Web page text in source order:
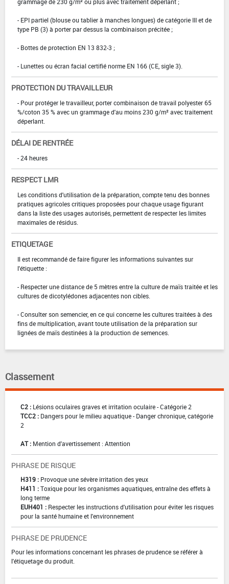
- EPI partiel (blouse ou tablier à manches longues) de catégorie III et de
type PB (3) à porter par dessus la combinaison précitée ;
- Bottes de protection EN 13 832-3 ;
- Lunettes ou écran facial certifié norme EN 166 (CE, sigle 3).
PROTECTION DU TRAVAILLEUR
- Pour protéger le travailleur, porter combinaison de travail polyester 65
%/coton 35 % avec un grammage d'au moins 230 g/m² avec traitement
déperlant.
DÉLAI DE RENTRÉE
- 24 heures
RESPECT LMR
Les conditions d'utilisation de la préparation, compte tenu des bonnes
pratiques agricoles critiques proposées pour chaque usage figurant
dans la liste des usages autorisés, permettent de respecter les limites
maximales de résidus.
ETIQUETAGE
Il est recommandé de faire figurer les informations suivantes sur
l'étiquette :
- Respecter une distance de 5 mètres entre la culture de maïs traitée et les
cultures de dicotylédones adjacentes non cibles.
- Consulter son semencier, en ce qui concerne les cultures traitées à des
fins de multiplication, avant toute utilisation de la préparation sur
lignées de maïs destinées à la production de semences.
Classement
C2 : Lésions oculaires graves et irritation oculaire - Catégorie 2
TCC2 : Dangers pour le milieu aquatique - Danger chronique, catégorie
2
AT : Mention d'avertissement : Attention
PHRASE DE RISQUE
H319 : Provoque une sévère irritation des yeux
H411 :Toxique pour les organismes aquatiques, entraîne des effets à
long terme
EUH401 : Respecter les instructions d'utilisation pour éviter les risques
pour la santé humaine et l'environnement
PHRASE DE PRUDENCE
Pour les informations concernant les phrases de prudence se référer à
l'étiquetage du produit.